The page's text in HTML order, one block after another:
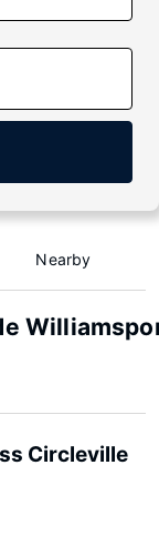
Nearby
Circleville